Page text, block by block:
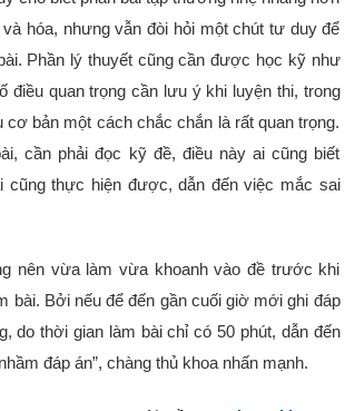
hóa, nhưng vẫn đòi hỏi một chút tư duy để
Phần lý thuyết cũng cần được học kỹ như
điều quan trọng cần lưu ý khi luyện thi, trong
bản một cách chắc chắn là rất quan trọng.
cần phải đọc kỹ đề, điều này ai cũng biết
cũng thực hiện được, dẫn đến việc mắc sai
nên vừa làm vừa khoanh vào đề trước khi
bài. Bởi nếu để đến gần cuối giờ mới ghi đáp
do thời gian làm bài chỉ có 50 phút, dẫn đến
đáp án”, chàng thủ khoa nhấn mạnh.